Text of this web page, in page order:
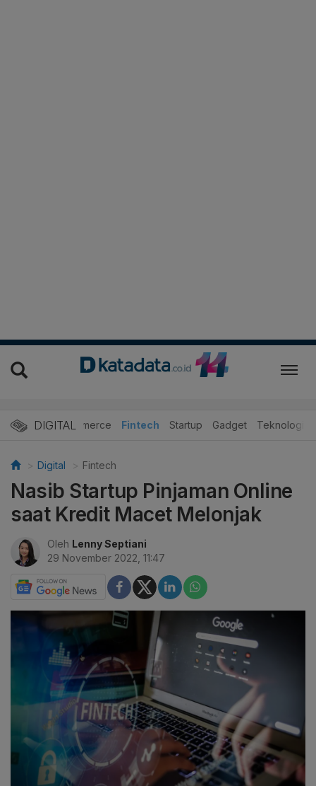
DIGITAL
E-Commerce Fintech Startup Gadget Teknologi
Digital Fintech
Nasib Startup Pinjaman Online
saat Kredit Macet Melonjak
Oleh Lenny Septiani
29 November 2022, 11:47